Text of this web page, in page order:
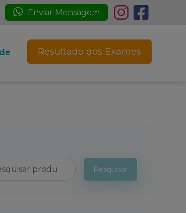
Enviar Mensagem
Resultado dos Exames
Pesquisar